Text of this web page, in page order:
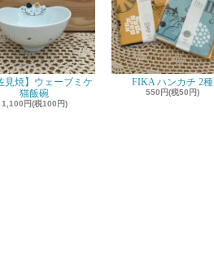
見焼】ウェーブミケ
猫飯碗
1,100円(税100円)
FIKA ハンカチ 2種
550円(税50円)